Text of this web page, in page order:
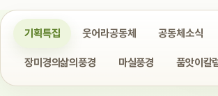
기획특집 웃어라공동체 공동체소식
장미경의삶의풍경 마실풍경 품앗이칼